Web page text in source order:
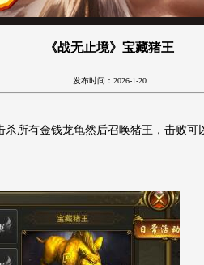
《战无止境》宝藏猪王
发布时间：2026-1-20
所有金钱龙龟然后召唤猪王，击败可